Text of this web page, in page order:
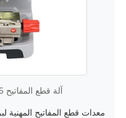
آلة قطع المفاتيح Xhorse Dolphin XP005
معدات قطع المفاتيح المهنية